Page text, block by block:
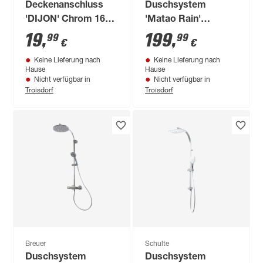
Deckenanschluss
'DIJON' Chrom 16
cm
19,99 €
Keine Lieferung nach
Hause
Nicht verfügbar in
Troisdorf
Duschsystem
'Matao Rain'
chromfarben/matt-
schwarz, rund, 120
cm
199,99 €
Keine Lieferung nach
Hause
Nicht verfügbar in
Troisdorf
Breuer
Duschsystem
Schulte
Duschsystem